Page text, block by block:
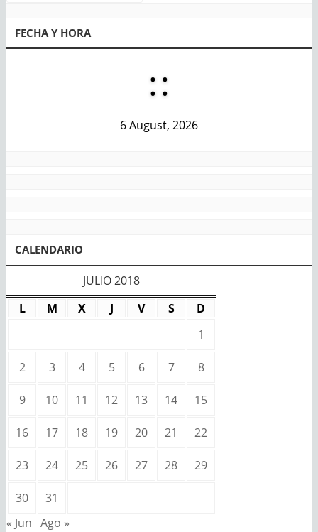
FECHA Y HORA
::
6 August, 2026
CALENDARIO
JULIO 2018
L
M X J V S
D
1
2 3 4 5 6 7 8
9 10 11 12 13 14 15
16 17 18 19 20 21 22
23 24 25 26 27 28 29
30
31
« Jun Ago »